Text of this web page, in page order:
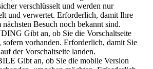
verschlüsselt und werden nur
und verwertet. Erforderlich, damit Ihre
Besuch noch bekannt sind.
Gibt an, ob Sie die Vorschaltseite
sofern vorhanden. Erforderlich, damit Sie
der Vorschaltseite landen.
Gibt an, ob Sie die mobile Version